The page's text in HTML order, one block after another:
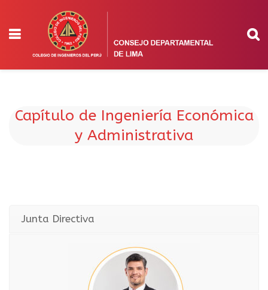
Capítulo de Ingeniería Económica
y Administrativa
Junta Directiva